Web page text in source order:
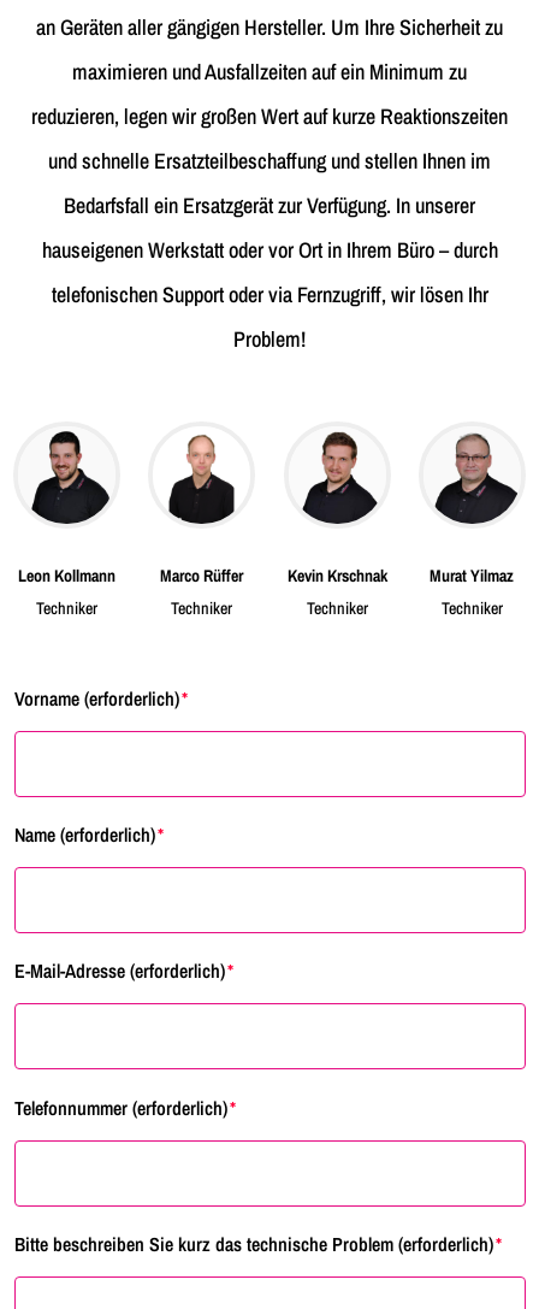
an Geräten aller gängigen Hersteller. Um Ihre Sicherheit zu
maximieren und Ausfallzeiten auf ein Minimum zu
reduzieren, legen wir großen Wert auf kurze Reaktionszeiten
und schnelle Ersatzteilbeschaffung und stellen Ihnen im
Bedarfsfall ein Ersatzgerät zur Verfügung. In unserer
hauseigenen Werkstatt oder vor Ort in Ihrem Büro – durch
telefonischen Support oder via Fernzugriff, wir lösen Ihr
Problem!
Leon Kollmann
Techniker
Marco Rüffer
Techniker
Kevin Krschnak
Techniker
Murat Yilmaz
Techniker
Vorname (erforderlich)
Name (erforderlich)
E-Mail-Adresse (erforderlich)
Telefonnummer (erforderlich)
Bitte beschreiben Sie kurz das technische Problem (erforderlich)